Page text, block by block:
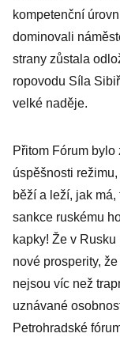
kompetenční
dominovali
strany zůstala
ropovodu Síla
velké naděje.
Přitom Fórum
úspěšnosti
běží a leží, jak
sankce ruskému
kapky! Že v
nové prosperity,
nejsou víc než
uznávané
Petrohradské